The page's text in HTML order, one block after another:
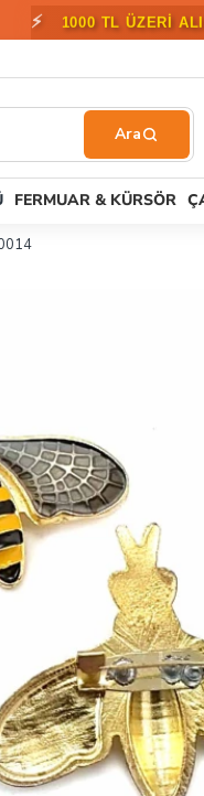
⚡ 1000 TL ÜZERİ
FERMUAR & KÜRSÖR